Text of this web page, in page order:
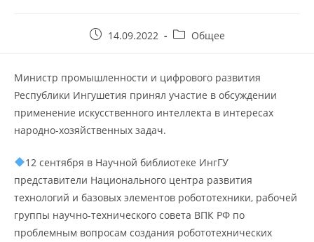
14.09.2022 Общее
Министр промышленности и цифрового развития
Республики Ингушетия принял участие в обсуждении
применение искусственного интеллекта в интересах
народно-хозяйственных задач.
12 сентября в Научной библиотеке ИнгГУ
представители Национального центра развития
технологий и базовых элементов робототехники, рабочей
группы научно-технического совета ВПК РФ по
проблемным вопросам создания робототехнических